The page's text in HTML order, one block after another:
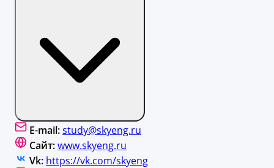
E-mail:study@skyeng.ru
Сайт:www.skyeng.ru
Vk: https://vk.com/skyeng